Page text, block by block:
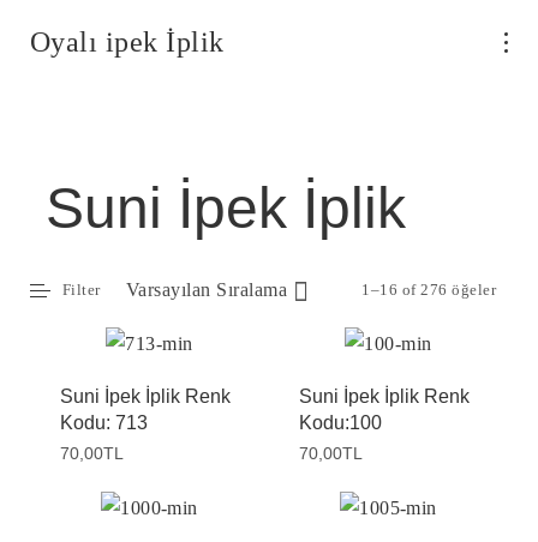
Oyalı ipek İplik
Suni İpek İplik
1–16 of 276 öğeler
Varsayılan Sıralama
Filter
Suni İpek İplik Renk
Kodu: 713
70,00TL
Suni İpek İplik Renk
Kodu:100
70,00TL